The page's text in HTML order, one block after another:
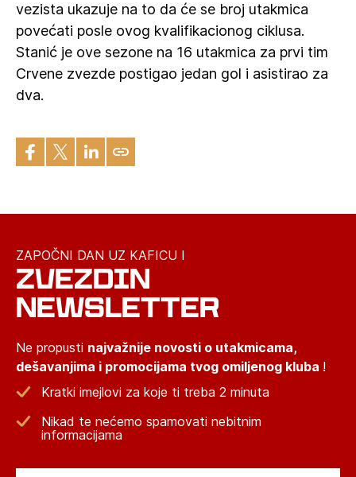
vezista ukazuje na to da će se broj utakmica
povećati posle ovog kvalifikacionog ciklusa.
Stanić je ove sezone na 16 utakmica za prvi tim
Crvene zvezde postigao jedan gol i asistirao za
dva.
ZAPOČNI DAN UZ KAFICU I
ZVEZDIN
NEWSLETTER
Ne propusti najvažnije novosti o utakmicama,
dešavanjima i promocijama tvog omiljenog kluba !
Kratki imejlovi za koje ti treba 2 minuta
Nikad te nećemo spamovati nebitnim
informacijama